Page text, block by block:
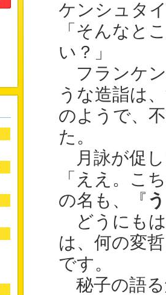
ケンシュタ
「そんなと
い？」
フランケン
うな造詣は
のようで、
た。
月詠が促
「ええ。こ
の名も、『
どうにもは
は、何の変
です。
秘子の語る